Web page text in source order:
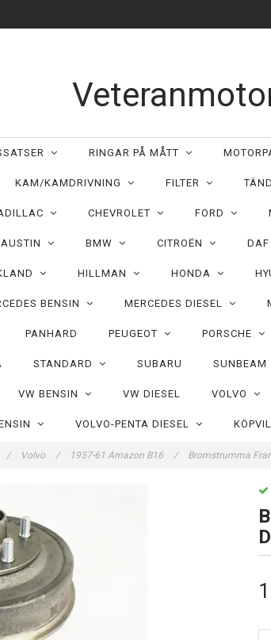
RINGAR PÅ MÅTT
KAM/KAMDRIVNING FILTER
CHEVROLET FORD
AUSTIN BMW CITROËN DAF
HILLMAN HONDA
BENSIN MERCEDES DIESEL
PANHARD PEUGEOT PORSCHE
STANDARD SUBARU SUNBEAM
VW BENSIN VW DIESEL VOLVO
VOLVO-PENTA DIESEL
/ Volvo / 1957-61 Amazon B16 / Bromstrumma